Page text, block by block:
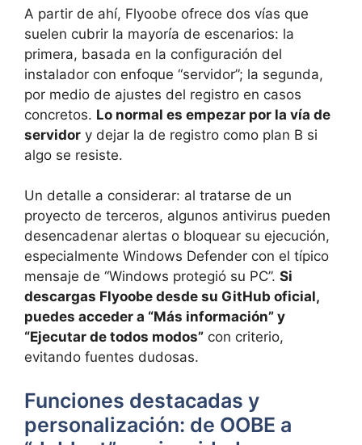
A partir de ahí, Flyoobe ofrece dos vías que
suelen cubrir la mayoría de escenarios: la
primera, basada en la configuración del
instalador con enfoque “servidor”; la segunda,
por medio de ajustes del registro en casos
concretos. Lo normal es empezar por la vía de
servidor y dejar la de registro como plan B si
algo se resiste.
Un detalle a considerar: al tratarse de un
proyecto de terceros, algunos antivirus pueden
desencadenar alertas o bloquear su ejecución,
especialmente Windows Defender con el típico
mensaje de “Windows protegió su PC”. Si
descargas Flyoobe desde su GitHub oficial,
puedes acceder a “Más información” y
“Ejecutar de todos modos” con criterio,
evitando fuentes dudosas.
Funciones destacadas y
personalización: de OOBE a